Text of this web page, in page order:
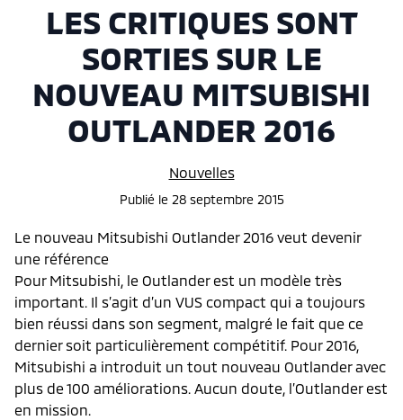
LES CRITIQUES SONT
SORTIES SUR LE
NOUVEAU MITSUBISHI
OUTLANDER 2016
Nouvelles
Publié le 28 septembre 2015
Le nouveau Mitsubishi Outlander 2016 veut devenir
une référence
Pour Mitsubishi, le Outlander est un modèle très
important. Il s’agit d’un VUS compact qui a toujours
bien réussi dans son segment, malgré le fait que ce
dernier soit particulièrement compétitif. Pour 2016,
Mitsubishi a introduit un tout nouveau Outlander avec
plus de 100 améliorations. Aucun doute, l’Outlander est
en mission.